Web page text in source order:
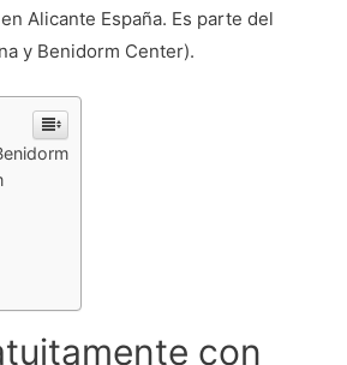
Alicante España. Es parte del
y Benidorm Center).
con